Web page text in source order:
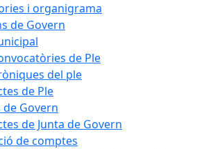
i organigrama
de Govern
de Ple
del ple
de Ple
de Govern
de Junta de Govern
de comptes